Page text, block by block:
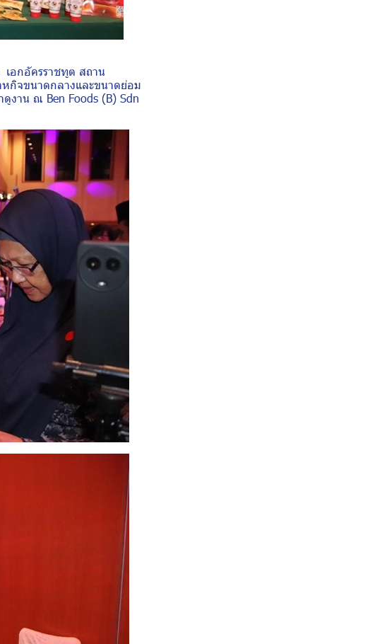
อกอัครราชทูต สถาน
หกิจขนาดกลางและขนาดย่อม
งาน ณ Ben Foods (B) Sdn